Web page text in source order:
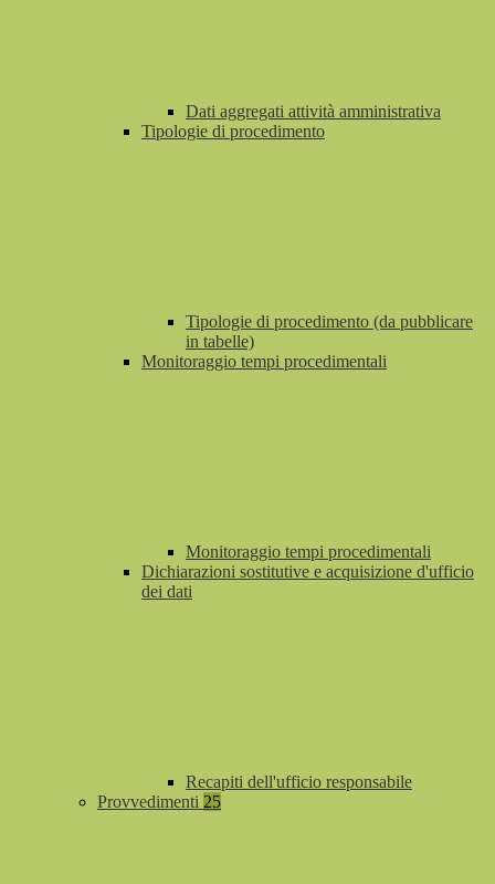
Dati aggregati attività amministrativa
Tipologie di procedimento
Tipologie di procedimento (da pubblicare
in tabelle)
Monitoraggio tempi procedimentali
Monitoraggio tempi procedimentali
Dichiarazioni sostitutive e acquisizione d'ufficio
dei dati
Recapiti dell'ufficio responsabile
Provvedimenti 25